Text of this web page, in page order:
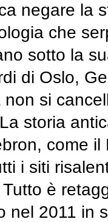
negare la
che
sotto la
di Oslo,
si
storia
come
i siti
è
nel 2011 in